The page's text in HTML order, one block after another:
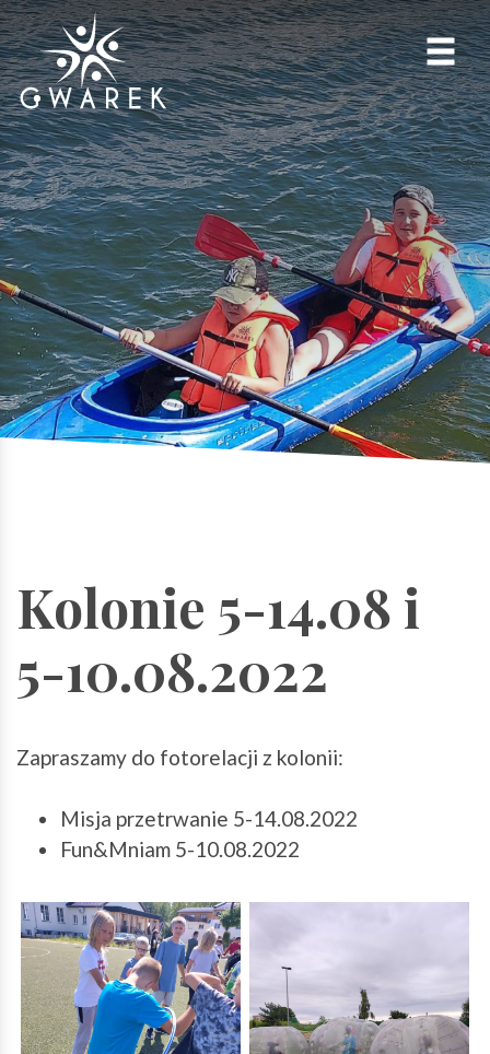
Kolonie 5-14.08 i
5-10.08.2022
Zapraszamy do fotorelacji z kolonii:
Misja przetrwanie 5-14.08.2022
Fun&Mniam 5-10.08.2022